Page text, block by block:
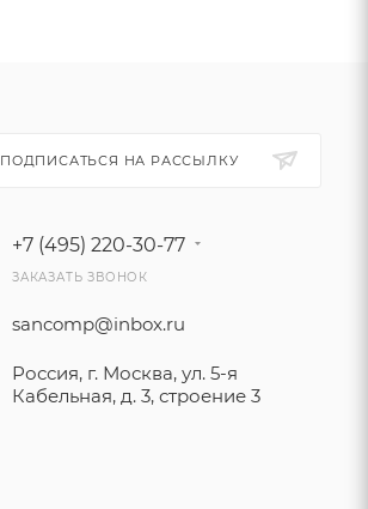
ПОДПИСАТЬСЯ НА РАССЫЛКУ
+7 (495) 220-30-77
ЗАКАЗАТЬ ЗВОНОК
sancomp@inbox.ru
Россия, г. Москва, ул. 5-я
Кабельная, д. 3, строение 3